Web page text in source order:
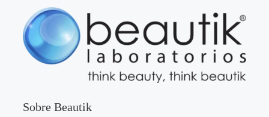
Sobre Beautik